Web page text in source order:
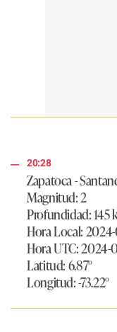
20:28
Zapatoca -
Magnitud: 2
Profundidad: 145
Hora Local: 2024-
Hora UTC: 2024-
Latitud: 6.87°
Longitud: -73.22°